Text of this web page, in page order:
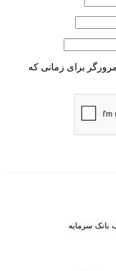
برای زمانی که
جا: